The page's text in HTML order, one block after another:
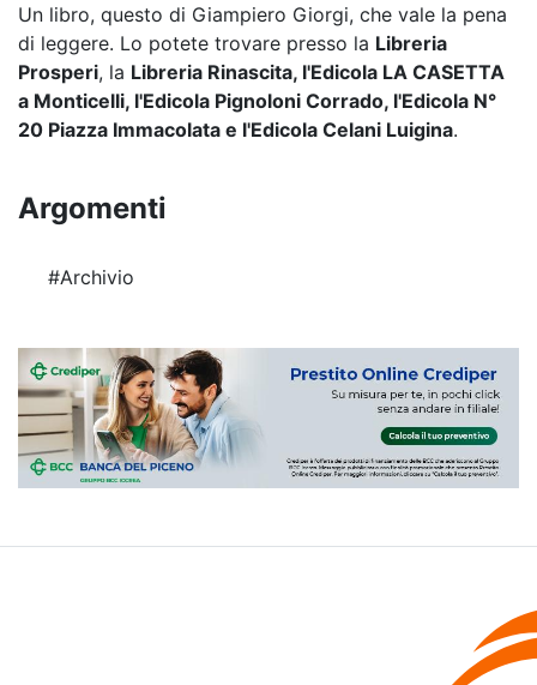
Un libro, questo di Giampiero Giorgi, che vale la pena
di leggere. Lo potete trovare presso la Libreria
Prosperi, la Libreria Rinascita, l'Edicola LA CASETTA
a Monticelli, l'Edicola Pignoloni Corrado, l'Edicola N°
20 Piazza Immacolata e l'Edicola Celani Luigina.
Argomenti
#Archivio